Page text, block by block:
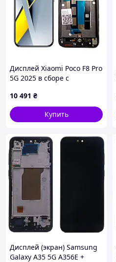
Дисплей Xiaomi Poco F8 Pro
5G 2025 в сборе с
service orig
10 491 ₴
Купить
Дисплей (экран) Samsung
Galaxy A35 5G A356E +